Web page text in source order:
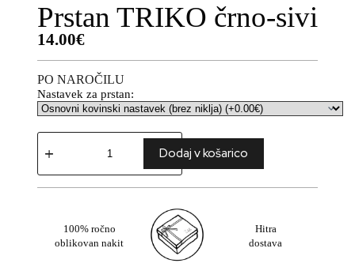
Prstan TRIKO črno-sivi
14.00€
PO NAROČILU
Nastavek za prstan:
Dodaj v košarico
100% ročno
oblikovan nakit
Hitra
dostava